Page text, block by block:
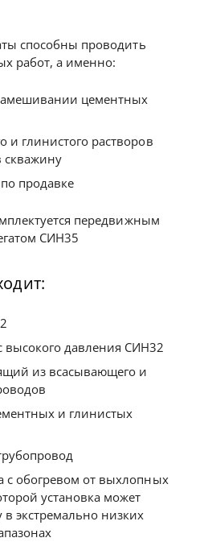
способны проводить
работ, а именно:
цементных
и глинистого растворов
скважину
продавке
передвижным
СИН35
давления СИН32
из всасывающего и
и глинистых
с обогревом от выхлопных
установка может
экстремально низких